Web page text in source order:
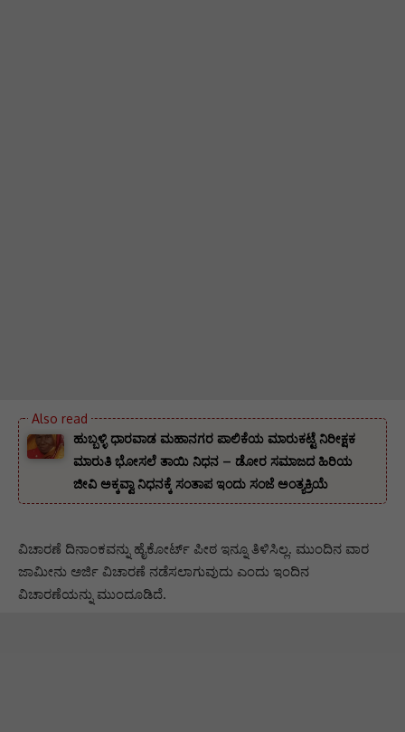
ಹುಬ್ಬಳ್ಳಿ ಧಾರವಾಡ ಮಹಾನಗರ ಪಾಲಿಕೆಯ ಮಾರುಕಟ್ಟೆ ನಿರೀಕ್ಷಕ
ಮಾರುತಿ ಭೋಸಲೆ ತಾಯಿ ನಿಧನ – ಡೋರ ಸಮಾಜದ ಹಿರಿಯ
ಜೀವಿ ಅಕ್ಕವ್ವಾ ನಿಧನಕ್ಕೆ ಸಂತಾಪ ಇಂದು ಸಂಜೆ ಅಂತ್ಯಕ್ರಿಯೆ
ವಿಚಾರಣೆ ದಿನಾಂಕವನ್ನು ಹೈಕೋರ್ಟ್ ಪೀಠ ಇನ್ನೂ ತಿಳಿಸಿಲ್ಲ. ಮುಂದಿನ ವಾರ
ಜಾಮೀನು ಅರ್ಜಿ ವಿಚಾರಣೆ ನಡೆಸಲಾಗುವುದು ಎಂದು ಇಂದಿನ
ವಿಚಾರಣೆಯನ್ನು ಮುಂದೂಡಿದೆ.